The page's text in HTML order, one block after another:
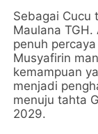
Sebagai Cucu
Maulana
penuh
Musyafirin
kemampuan
menjadi
menuju tahta
2029.